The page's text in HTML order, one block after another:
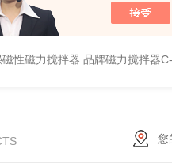
性磁力搅拌器 品牌磁力搅拌器
您